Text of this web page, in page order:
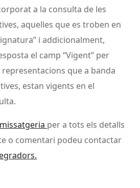
a la consulta de les
aquelles que es troben en
i addicionalment,
el camp “Vigent” per
que a banda
estan vigents en el
missatgeria per a tots els detalls
o comentari podeu contactar